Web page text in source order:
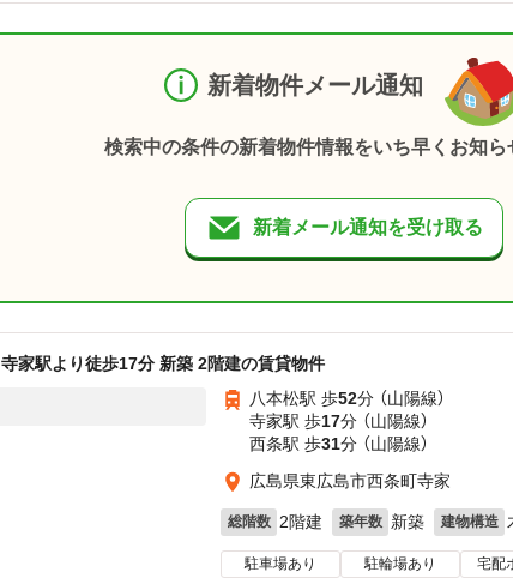
新着物件メール通知
検索中の条件の新着物件情報をいち早くお知ら
新着メール通知を受け取る
寺家駅より徒歩17分 新築 2階建の賃貸物件
八本松駅 歩52分 （山陽線）
寺家駅 歩17分 （山陽線）
西条駅 歩31分 （山陽線）
広島県東広島市西条町寺家
総階数 2階建 築年数 新築 建物構造
駐車場あり 駐輪場あり 宅配